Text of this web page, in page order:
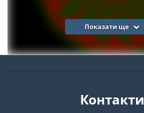
Показати ще
Контакти